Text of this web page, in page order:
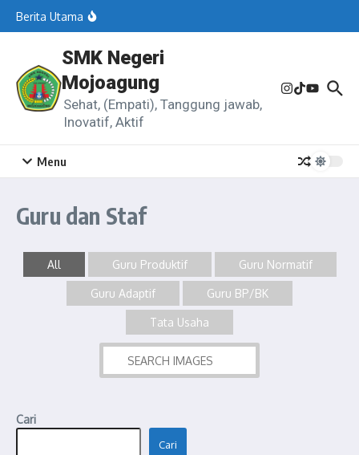
Berita Utama
Guratan Asa di Ruang Sunyi
Sang Arsitek Digital
SMK Negeri
Mojoagung
Sehat, (Empati), Tanggung jawab,
Inovatif, Aktif
Menu
Guru dan Staf
All Guru Produktif Guru Normatif
Guru Adaptif Guru BP/BK
Tata Usaha
Cari
Cari